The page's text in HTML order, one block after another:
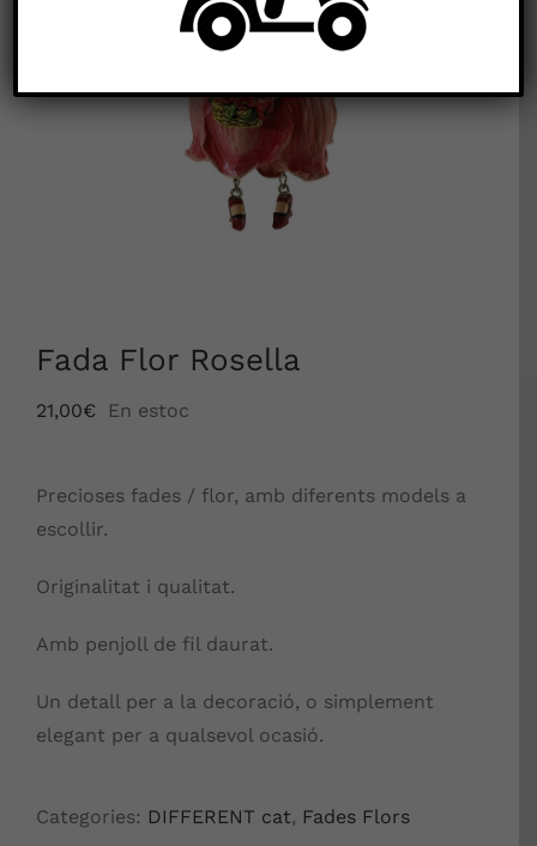
Fada Flor Rosella
21,00€ En estoc
Precioses fades / flor, amb diferents models a
escollir.
Originalitat i qualitat.
Amb penjoll de fil daurat.
Un detall per a la decoració, o simplement
elegant per a qualsevol ocasió.
Categories: DIFFERENT cat, Fades Flors